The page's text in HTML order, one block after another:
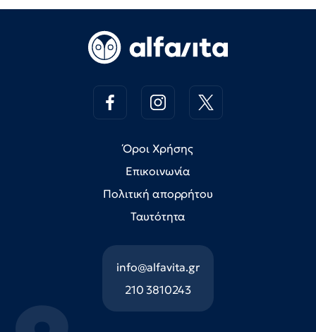
Όροι Χρήσης
Επικοινωνία
Πολιτική απορρήτου
Ταυτότητα
info@alfavita.gr
210 3810243